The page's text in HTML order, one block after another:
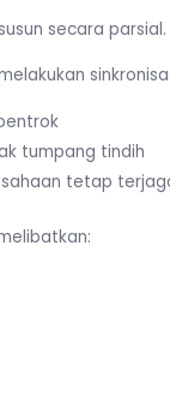
secara parsial.
tumpang tindih
tetap